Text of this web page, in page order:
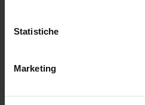
Statistiche
Marketing